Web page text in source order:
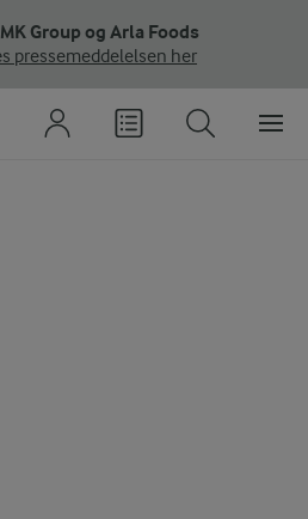
Group og Arla Foods
pressemeddelelsen her